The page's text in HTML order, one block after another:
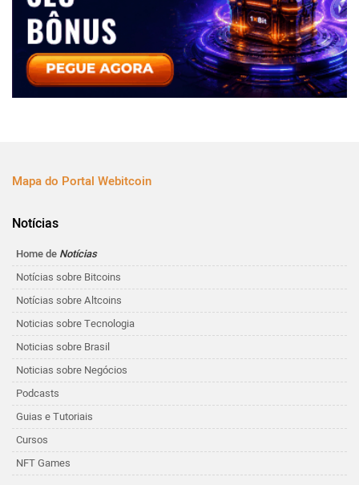
Mapa do Portal Webitcoin
Notícias
Home de Notícias
Notícias sobre Bitcoins
Notícias sobre Altcoins
Noticias sobre Tecnologia
Noticias sobre Brasil
Noticias sobre Negócios
Podcasts
Guias e Tutoriais
Cursos
NFT Games